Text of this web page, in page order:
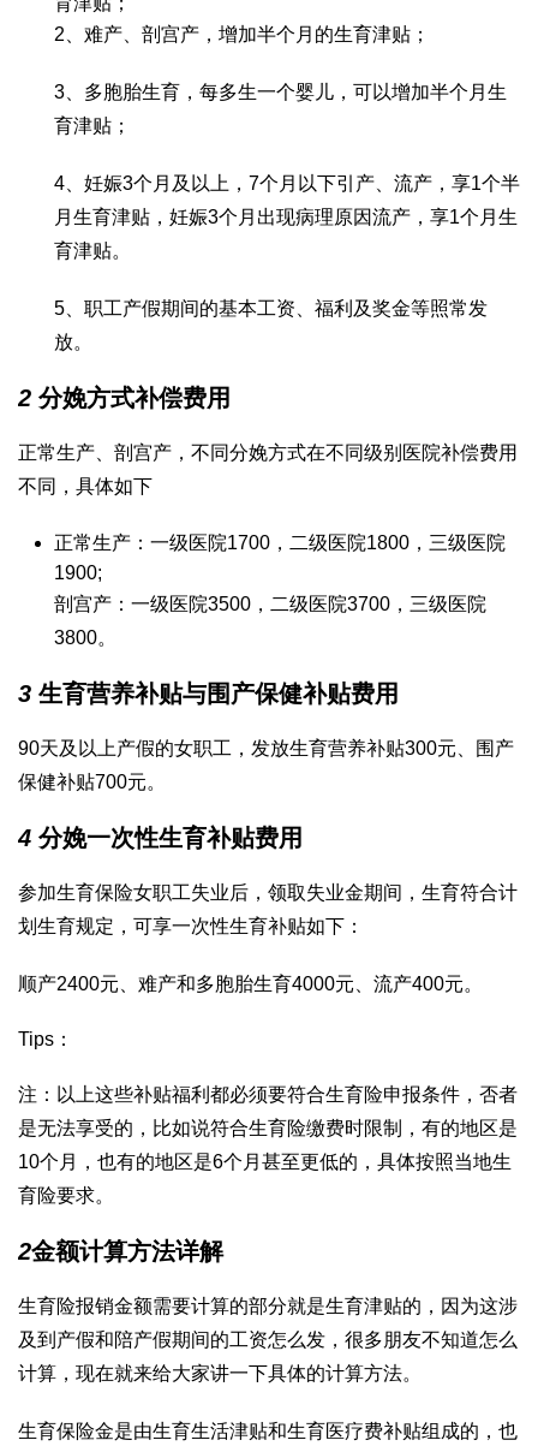
2、难产、剖宫产，增加半个月的生育津贴；
3、多胞胎生育，每多生一个婴儿，可以增加半个月生
育津贴；
4、妊娠3个月及以上，7个月以下引产、流产，享1个半
月生育津贴，妊娠3个月出现病理原因流产，享1个月生
育津贴。
5、职工产假期间的基本工资、福利及奖金等照常发
放。
2 分娩方式补偿费用
正常生产、剖宫产，不同分娩方式在不同级别医院补偿费用
不同，具体如下
正常生产：一级医院1700，二级医院1800，三级医院
1900;
剖宫产：一级医院3500，二级医院3700，三级医院
3800。
3 生育营养补贴与围产保健补贴费用
90天及以上产假的女职工，发放生育营养补贴300元、围产
保健补贴700元。
4 分娩一次性生育补贴费用
参加生育保险女职工失业后，领取失业金期间，生育符合计
划生育规定，可享一次性生育补贴如下：
顺产2400元、难产和多胞胎生育4000元、流产400元。
Tips：
注：以上这些补贴福利都必须要符合生育险申报条件，否者
是无法享受的，比如说符合生育险缴费时限制，有的地区是
10个月，也有的地区是6个月甚至更低的，具体按照当地生
育险要求。
2金额计算方法详解
生育险报销金额需要计算的部分就是生育津贴的，因为这涉
及到产假和陪产假期间的工资怎么发，很多朋友不知道怎么
计算，现在就来给大家讲一下具体的计算方法。
生育保险金是由生育生活津贴和生育医疗费补贴组成的，也